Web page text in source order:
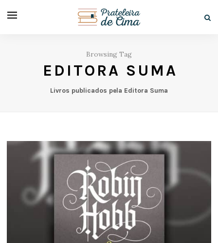
Browsing Tag
EDITORA SUMA
Livros publicados pela Editora Suma